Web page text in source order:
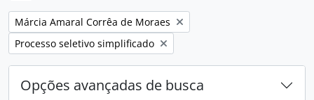
Remover filtro:
Márcia Amaral Corrêa de Moraes
Remover filtro:
Processo seletivo simplificado
Opções avançadas de busca